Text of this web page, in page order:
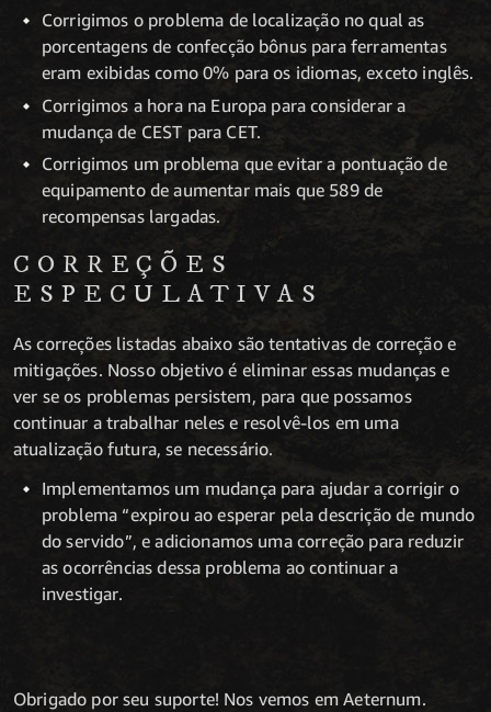
Corrigimos o problema de localização no qual as
porcentagens de confecção bônus para ferramentas
eram exibidas como 0% para os idiomas, exceto inglês.
Corrigimos a hora na Europa para considerar a
mudança de CEST para CET.
Corrigimos um problema que evitar a pontuação de
equipamento de aumentar mais que 589 de
recompensas largadas.
CORREÇÕES
ESPECULATIVAS
As correções listadas abaixo são tentativas de correção e
mitigações. Nosso objetivo é eliminar essas mudanças e
ver se os problemas persistem, para que possamos
continuar a trabalhar neles e resolvê-los em uma
atualização futura, se necessário.
Implementamos um mudança para ajudar a corrigir o
problema “expirou ao esperar pela descrição de mundo
do servido”, e adicionamos uma correção para reduzir
as ocorrências dessa problema ao continuar a
investigar.
Obrigado por seu suporte! Nos vemos em Aeternum.